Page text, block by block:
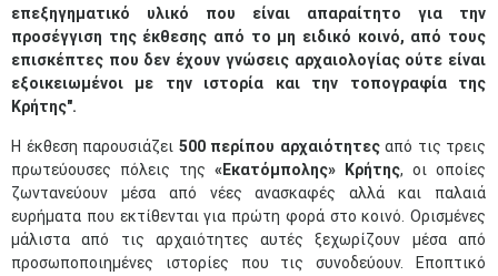
επεξηγηματικό υλικό που είναι απαραίτητο για την
προσέγγιση της έκθεσης από το μη ειδικό κοινό, από τους
επισκέπτες που δεν έχουν γνώσεις αρχαιολογίας ούτε είναι
εξοικειωμένοι με την ιστορία και την τοπογραφία της
Κρήτης".
Η έκθεση παρουσιάζει 500 περίπου αρχαιότητες από τις τρεις
πρωτεύουσες πόλεις της «Εκατόμπολης» Κρήτης, οι οποίες
ζωντανεύουν μέσα από νέες ανασκαφές αλλά και παλαιά
ευρήματα που εκτίθενται για πρώτη φορά στο κοινό. Ορισμένες
μάλιστα από τις αρχαιότητες αυτές ξεχωρίζουν μέσα από
προσωποποιημένες ιστορίες που τις συνοδεύουν. Εποπτικό